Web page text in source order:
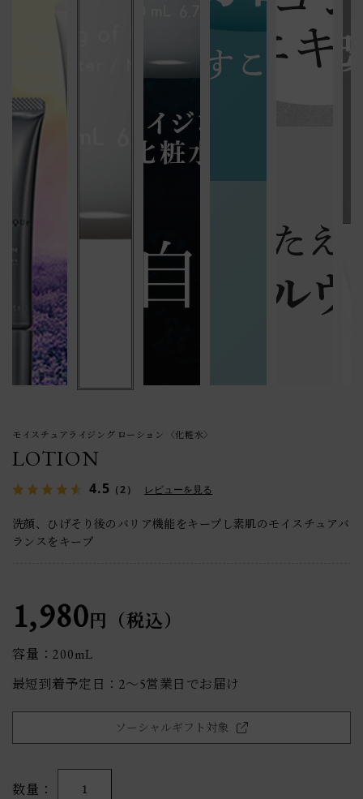
モイスチュアライジング ローション 〈化粧水〉
LOTION
4.5 （2） レビューを見る
洗顔、ひげそり後のバリア機能をキープし素肌のモイスチュアバ
ランスをキープ
1,980円（税込）
容量：200mL
最短到着予定日：2〜5営業日でお届け
ソーシャルギフト対象
数量 1